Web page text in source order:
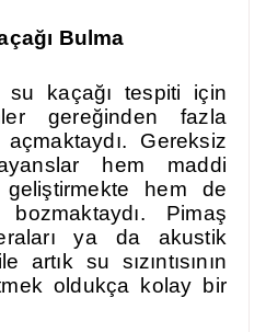
Bulma
su kaçağı tespiti için
gereğinden fazla
Gereksiz
hem maddi
hem de
Pimaş
ya da akustik
artık su sızıntısının
oldukça kolay bir